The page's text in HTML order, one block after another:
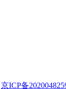
京ICP备